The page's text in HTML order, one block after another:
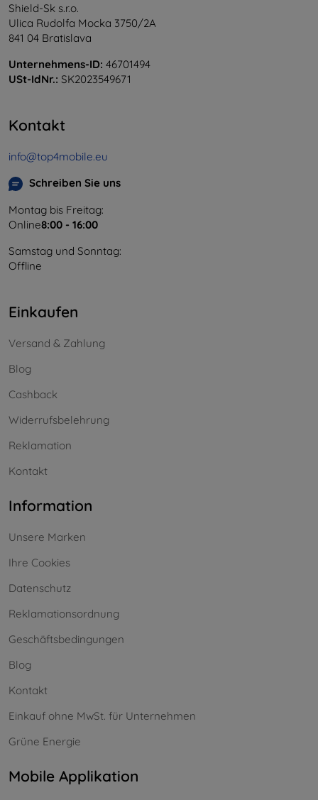
Shield-Sk s.r.o.
Ulica Rudolfa Mocka 3750/2A
841 04 Bratislava
Unternehmens-ID: 46701494
USt-IdNr.: SK2023549671
Kontakt
info@top4mobile.eu
Schreiben Sie uns
Montag bis Freitag:
Online8:00 - 16:00
Samstag und Sonntag:
Offline
Einkaufen
Versand & Zahlung
Blog
Cashback
Widerrufsbelehrung
Reklamation
Kontakt
Information
Unsere Marken
Ihre Cookies
Datenschutz
Reklamationsordnung
Geschäftsbedingungen
Blog
Kontakt
Einkauf ohne MwSt. für Unternehmen
Grüne Energie
Mobile Applikation